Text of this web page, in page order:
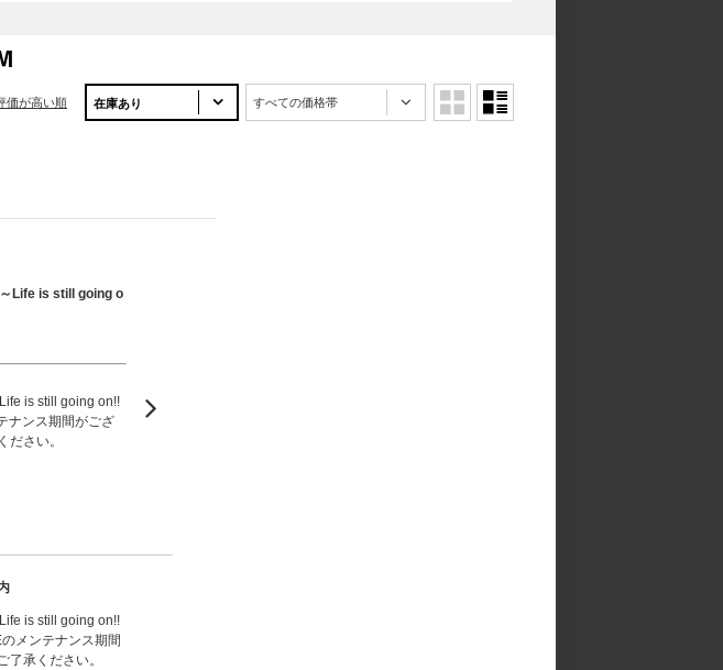
価が高い順 在庫あり すべての価格帯
Life is still going o
is still going on!!
ナンス期間がござ
さい。
is still going on!!
メンテナンス期間
承ください。